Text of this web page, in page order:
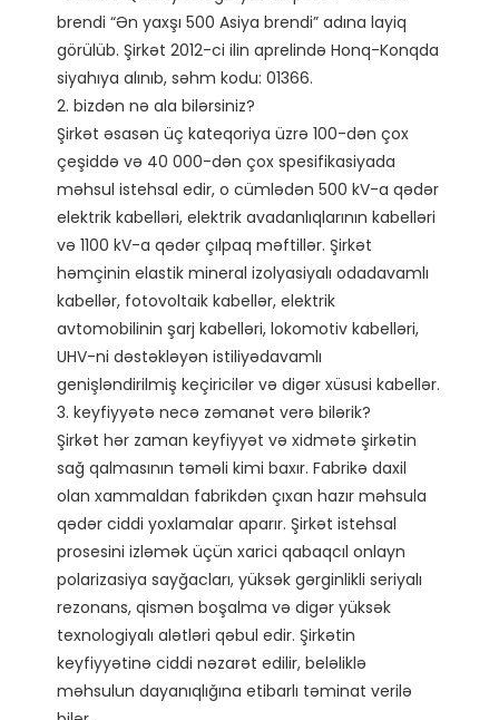
brendi “Ən yaxşı 500 Asiya brendi” adına layiq
görülüb. Şirkət 2012-ci ilin aprelində Honq-Konqda
siyahıya alınıb, səhm kodu: 01366.
2. bizdən nə ala bilərsiniz?
Şirkət əsasən üç kateqoriya üzrə 100-dən çox
çeşiddə və 40 000-dən çox spesifikasiyada
məhsul istehsal edir, o cümlədən 500 kV-a qədər
elektrik kabelləri, elektrik avadanlıqlarının kabelləri
və 1100 kV-a qədər çılpaq məftillər. Şirkət
həmçinin elastik mineral izolyasiyalı odadavamlı
kabellər, fotovoltaik kabellər, elektrik
avtomobilinin şarj kabelləri, lokomotiv kabelləri,
UHV-ni dəstəkləyən istiliyədavamlı
genişləndirilmiş keçiricilər və digər xüsusi kabellər.
3. keyfiyyətə necə zəmanət verə bilərik?
Şirkət hər zaman keyfiyyət və xidmətə şirkətin
sağ qalmasının təməli kimi baxır. Fabrikə daxil
olan xammaldan fabrikdən çıxan hazır məhsula
qədər ciddi yoxlamalar aparır. Şirkət istehsal
prosesini izləmək üçün xarici qabaqcıl onlayn
polarizasiya sayğacları, yüksək gərginlikli seriyalı
rezonans, qismən boşalma və digər yüksək
texnologiyalı alətləri qəbul edir. Şirkətin
keyfiyyətinə ciddi nəzarət edilir, beləliklə
məhsulun dayanıqlığına etibarlı təminat verilə